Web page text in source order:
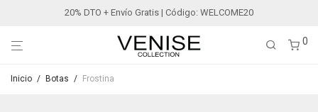
20% DTO + Envío Gratis | Código: WELCOME20
0
Inicio / Botas / Frostina